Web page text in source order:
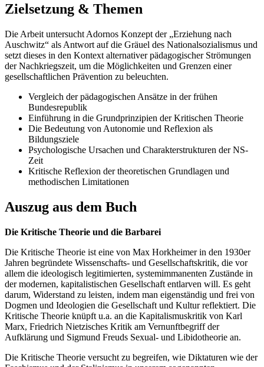
Zielsetzung & Themen
Die Arbeit untersucht Adornos Konzept der „Erziehung nach
Auschwitz“ als Antwort auf die Gräuel des Nationalsozialismus und
setzt dieses in den Kontext alternativer pädagogischer Strömungen
der Nachkriegszeit, um die Möglichkeiten und Grenzen einer
gesellschaftlichen Prävention zu beleuchten.
Vergleich der pädagogischen Ansätze in der frühen
Bundesrepublik
Einführung in die Grundprinzipien der Kritischen Theorie
Die Bedeutung von Autonomie und Reflexion als
Bildungsziele
Psychologische Ursachen und Charakterstrukturen der NS-
Zeit
Kritische Reflexion der theoretischen Grundlagen und
methodischen Limitationen
Auszug aus dem Buch
Die Kritische Theorie und die Barbarei
Die Kritische Theorie ist eine von Max Horkheimer in den 1930er
Jahren begründete Wissenschafts- und Gesellschaftskritik, die vor
allem die ideologisch legitimierten, systemimmanenten Zustände in
der modernen, kapitalistischen Gesellschaft entlarven will. Es geht
darum, Widerstand zu leisten, indem man eigenständig und frei von
Dogmen und Ideologien die Gesellschaft und Kultur reflektiert. Die
Kritische Theorie knüpft u.a. an die Kapitalismuskritik von Karl
Marx, Friedrich Nietzisches Kritik am Vernunftbegriff der
Aufklärung und Sigmund Freuds Sexual- und Libidotheorie an.
Die Kritische Theorie versucht zu begreifen, wie Diktaturen wie der